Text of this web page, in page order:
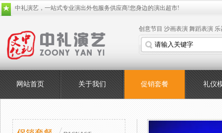
中礼演艺，一站式专业演出外包服务供应商!您身边的演出超市!
创意节目 沙画表演 舞蹈表演 乐
网站首页 关于我们 促销套餐 礼仪